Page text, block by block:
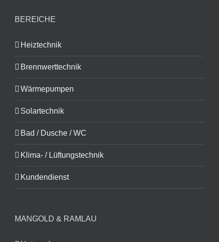
BEREICHE
Heiztechnik
Brennwerttechnik
Wärmepumpen
Solartechnik
Bad / Dusche / WC
Klima- / Lüftungstechnik
Kundendienst
MANGOLD & RAMLAU